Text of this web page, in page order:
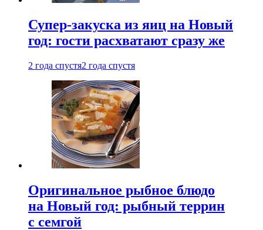
Супер-закуска из яиц на Новый
год: гости расхватают сразу же
2 года спустя2 года спустя
Оригинальное рыбное блюдо
на Новый год: рыбный террин
с семгой